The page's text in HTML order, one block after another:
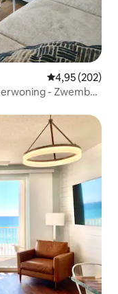
Gemiddelde
4,95 (202)
- Zwembad